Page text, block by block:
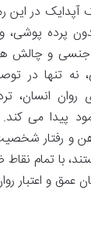
در این
پرده پوشی،
جنسی و چالش
تنها در
روان انسان،
پیدا می
و رفتار
با تمام
عمق و اعتبار